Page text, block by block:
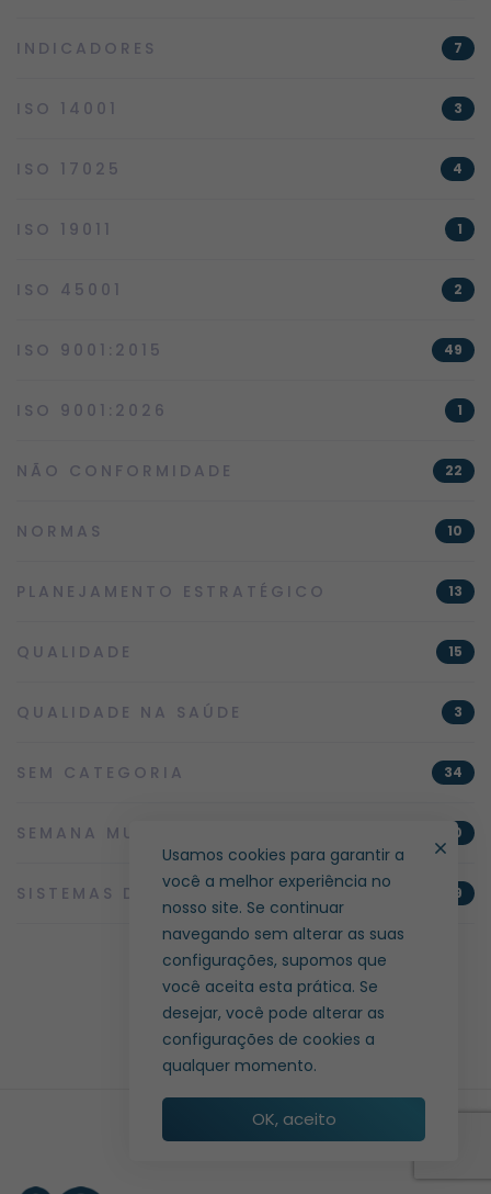
INDICADORES 7
ISO 14001 3
ISO 17025 4
ISO 19011 1
ISO 45001 2
ISO 9001:2015 49
ISO 9001:2026 1
NÃO CONFORMIDADE 22
NORMAS 10
PLANEJAMENTO ESTRATÉGICO 13
QUALIDADE 15
QUALIDADE NA SAÚDE 3
SEM CATEGORIA 34
SEMANA MUNDIAL DA QUALIDADE 10
SISTEMAS DE GESTÃO 9
Usamos cookies para garantir a
você a melhor experiência no
nosso site. Se continuar
navegando sem alterar as suas
configurações, supomos que
você aceita esta prática. Se
desejar, você pode alterar as
configurações de cookies a
qualquer momento.
OK, aceito